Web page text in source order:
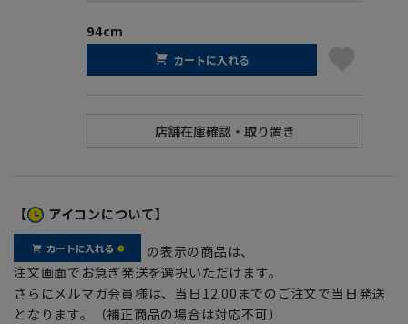
94cm
カートに入れる
【 アイコンについて】
の表示の商品は、
注文画面でお急ぎ発送を選択いただけます。
さらにメルマガ会員様は、当日12:00までのご注文で当日発送
となります。（補正商品の場合は対応不可）